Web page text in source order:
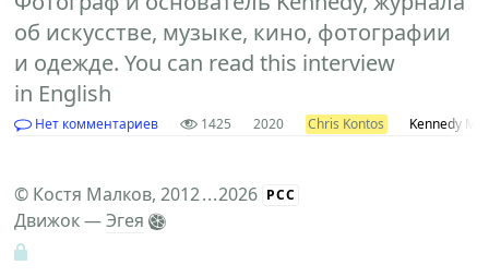
об искусстве, музыке, кино, фотографии
и одежде. You can read this interview
in English
Нет комментариев 1425 2020 Chris Kontos Kennedy
© Костя Малков, 2012...2026 РСС
Движок —Эгея